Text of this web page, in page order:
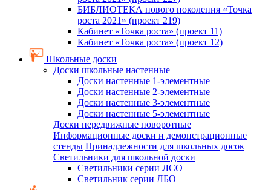
БИБЛИОТЕКА нового поколения «Точка
роста 2021» (проект 219)
Кабинет «Точка роста» (проект 11)
Кабинет «Точка роста» (проект 12)
Школьные доски
Доски школьные настенные
Доски настенные 1-элементные
Доски настенные 2-элементные
Доски настенные 3-элементные
Доски настенные 5-элементные
Доски передвижные поворотные
Информационные доски и демонстрационные
стенды Принадлежности для школьных досок
Светильники для школьной доски
Светильники серии ЛСО
Светильник серии ЛБО